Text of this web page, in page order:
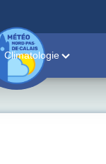
Climatologie